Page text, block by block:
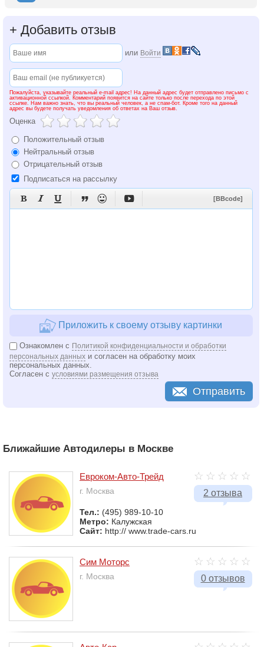
+ Добавить отзыв
или Войти
Пожалуйста, указывайте реальный e-mail адрес! На данный адрес будет отправлено письмо с
активационной ссылкой. Комментарий появится на сайте только после перехода по этой
ссылке. Нам важно знать, что вы реальный человек, а не спам-бот. Кроме того на данный
адрес вы будете получать уведомления об ответах на Ваш отзыв.
Оценка
Положительный отзыв
Нейтральный отзыв
Отрицательный отзыв
Подписаться на рассылку
      [BBcode]
Приложить к своему отзыву картинки
Ознакомлен с Политикой конфиденциальности и обработки
персональных данных и согласен на обработку моих
персональных данных.
Согласен с условиями размещения отзыва
Отправить
Ближайшие Автодилеры в Москве
2 отзыва
Евроком-Авто-Трейд
г. Москва
Тел.: (495) 989-10-10
Метро: Калужская
Сайт: http:// www.trade-cars.ru
0 отзывов
Сим Моторс
г. Москва